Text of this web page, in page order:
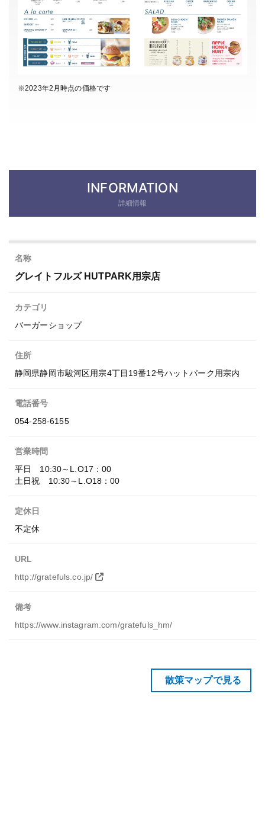
※2023年2月時点の価格です
INFORMATION
詳細情報
名称
グレイトフルズ HUTPARK用宗店
カテゴリ
バーガーショップ
住所
静岡県静岡市駿河区用宗4丁目19番12号ハットパーク用宗内
電話番号
054-258-6155
営業時間
平日 10:30～L.O17：00
土日祝 10:30～L.O18：00
定休日
不定休
URL
http://gratefuls.co.jp/
備考
https://www.instagram.com/gratefuls_hm/
散策マップで見る